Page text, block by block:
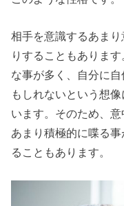
相手を意識するあま
りすることもありま
な事が多く、自分に
もしれないという想
います。そのため、意
あまり積極的に喋る
ることもあります。